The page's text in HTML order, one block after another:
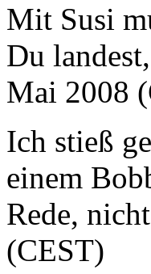
Mit Susi
Du
Mai 2008
Ich stieß
einem
Rede,
(CEST)